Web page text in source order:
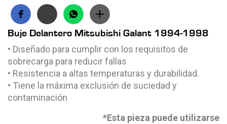
Buje Delantero Mitsubishi Galant 1994-1998
• Diseñado para cumplir con los requisitos de
sobrecarga para reducir fallas
• Resistencia a altas temperaturas y durabilidad.
• Tiene la máxima exclusión de suciedad y
contaminación
*Esta pieza puede utilizarse